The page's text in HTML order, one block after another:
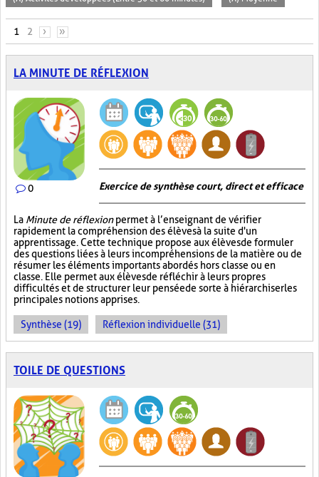
PAGES
1 2 › »
LA MINUTE DE RÉFLEXION
0 Exercice de synthèse court, direct et efficace
La Minute de réflexionpermet à l’enseignant de vérifier
rapidement la compréhension des élèves à la suite d'un
apprentissage. Cette technique propose aux élèves de formuler
des questions liées à leurs incompréhensions de la matière ou de
résumer les éléments importants abordés hors classe ou en
classe. Elle permet aux élèves de réfléchir à leurs propres
difficultés et de structurer leur pensée de sorte à hiérarchiser les
principales notions apprises.
Synthèse (19) Réflexion individuelle (31)
TOILE DE QUESTIONS